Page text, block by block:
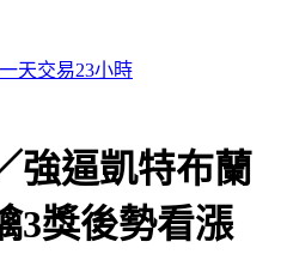
挖土機司機賠247萬獲緩刑
強逼凱特布蘭
獎後勢看漲